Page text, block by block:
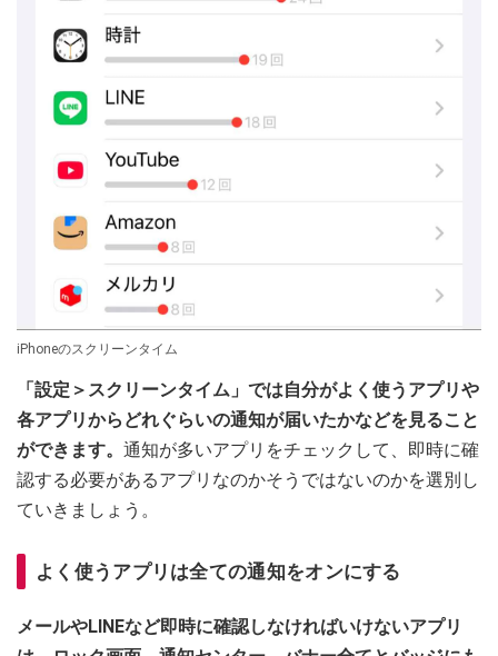
iPhoneのスクリーンタイム
「設定＞スクリーンタイム」では自分がよく使うアプリや
各アプリからどれぐらいの通知が届いたかなどを見ること
ができます。 通知が多いアプリをチェックして、即時に確
認する必要があるアプリなのかそうではないのかを選別し
ていきましょう。
よく使うアプリは全ての通知をオンにする
メールやLINEなど即時に確認しなければいけないアプリ